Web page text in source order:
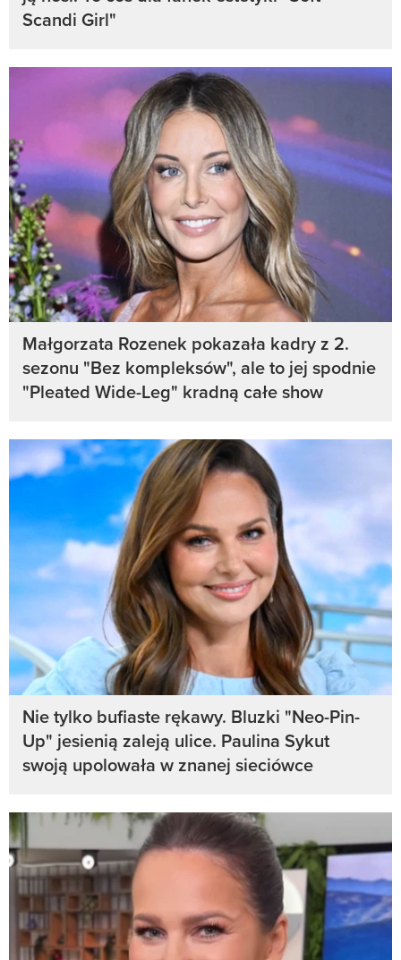
Scandi Girl"
Małgorzata Rozenek pokazała kadry z 2.
sezonu "Bez kompleksów", ale to jej spodnie
"Pleated Wide-Leg" kradną całe show
Nie tylko bufiaste rękawy. Bluzki "Neo-Pin-
Up" jesienią zaleją ulice. Paulina Sykut
swoją upolowała w znanej sieciówce